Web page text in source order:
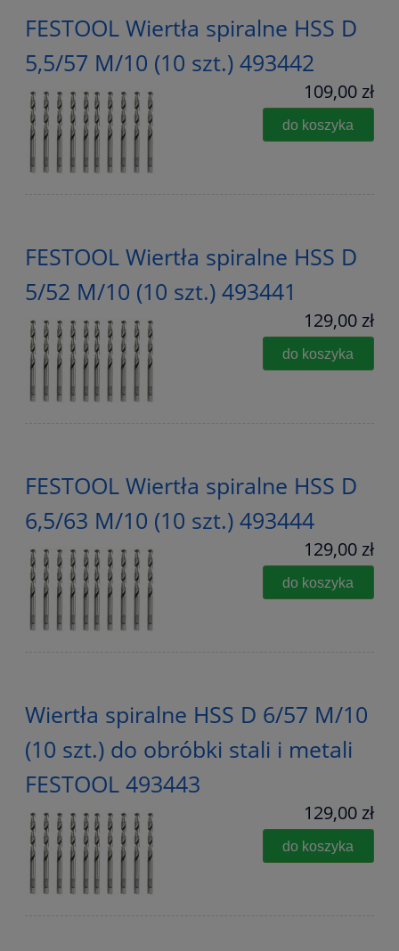
FESTOOL Wiertła spiralne HSS D
5,5/57 M/10 (10 szt.) 493442
109,00 zł
do koszyka
FESTOOL Wiertła spiralne HSS D
5/52 M/10 (10 szt.) 493441
129,00 zł
do koszyka
FESTOOL Wiertła spiralne HSS D
6,5/63 M/10 (10 szt.) 493444
129,00 zł
do koszyka
Wiertła spiralne HSS D 6/57 M/10
(10 szt.) do obróbki stali i metali
FESTOOL 493443
129,00 zł
do koszyka